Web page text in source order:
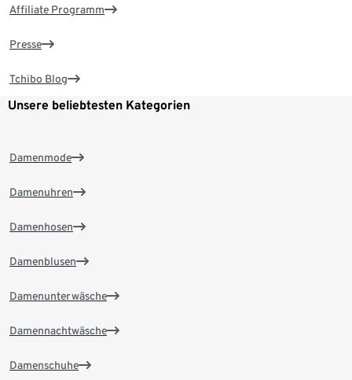
Affiliate Programm
Presse
Tchibo Blog
Unsere beliebtesten Kategorien
Damenmode
Damenuhren
Damenhosen
Damenblusen
Damenunterwäsche
Damennachtwäsche
Damenschuhe